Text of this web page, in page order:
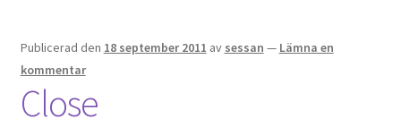
Publicerad den 18 september 2011 av sessan — Lämna en
kommentar
Close